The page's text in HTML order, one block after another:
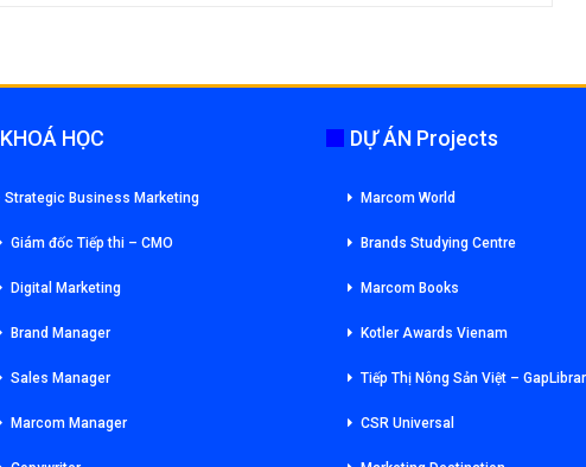
KHOÁ HỌC
Strategic Business Marketing
Giám đốc Tiếp thi – CMO
Digital Marketing
Brand Manager
Sales Manager
Marcom Manager
DỰ ÁN Projects
Marcom World
Brands Studying Centre
Marcom Books
Kotler Awards Vienam
Tiếp Thị Nông Sản Việt –
CSR Universal